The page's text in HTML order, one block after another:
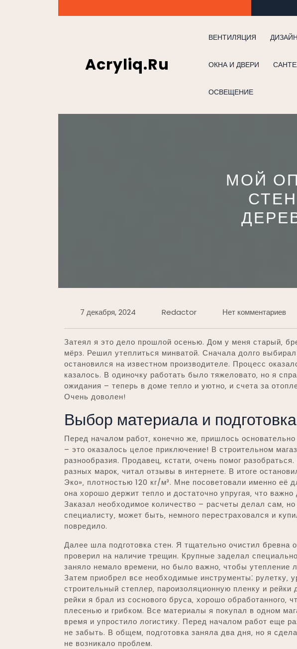
к
Acryliq.ru
ВЕНТИЛЯЦИЯ
ОКНА И ДВЕРИ
ОСВЕЩЕНИЕ
МОЙ
7 декабря, 2024 Redactor Нет комментариев
Затеял я это дело прошлой осенью. Дом у меня старый‚
мёрз. Решил утеплиться минватой. Сначала долго
остановился на известном производителе. Процесс
казалось. В одиночку работать было тяжеловато‚ но я
ожидания – теперь в доме тепло и уютно‚ и счета за
Очень доволен!
Выбор материала и подготовка
Перед началом работ‚ конечно же‚ пришлось
– это оказалось целое приключение! В строительном
разнообразия. Продавец‚ кстати‚ очень помог
разных марок‚ читал отзывы в интернете. В итоге
Эко»‚ плотностью 120 кг/м³. Мне посоветовали именно её
она хорошо держит тепло и достаточно упругая‚ что
Заказал необходимое количество – расчеты делал сам‚
специалисту‚ может быть‚ немного перестраховался и
повредило.
Далее шла подготовка стен. Я тщательно очистил бревна
проверил на наличие трещин. Крупные заделал
заняло немало времени‚ но было важно‚ чтобы утепление
Затем приобрел все необходимые инструменты⁚ рулетку‚
строительный степлер‚ пароизоляционную пленку и рейки
рейки я брал из соснового бруса‚ хорошо обработанного‚
плесенью и грибком. Все материалы я покупал в одном
время и упростило логистику. Перед началом работ еще
не забыть. В общем‚ подготовка заняла два дня‚ но я
не возникало проблем.